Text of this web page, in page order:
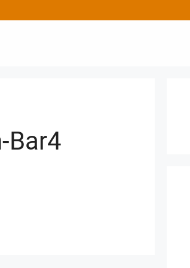
Bar4